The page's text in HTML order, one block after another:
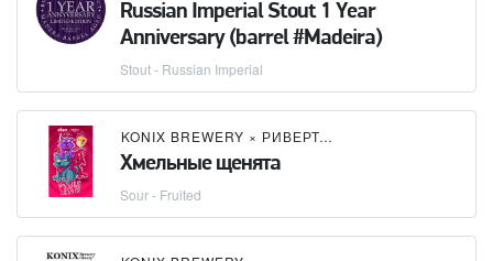
Russian Imperial Stout 1 Year
Anniversary (barrel #Madeira)
Stout - Russian Imperial
KONIX BREWERY × РИВЕРТОМ
Хмельные щенята
Sour - Fruited